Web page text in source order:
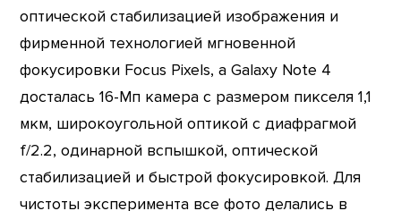
оптической стабилизацией изображения и
фирменной технологией мгновенной
фокусировки Focus Pixels, а Galaxy Note 4
досталась 16-Мп камера с размером пикселя 1,1
мкм, широкоугольной оптикой с диафрагмой
f/2.2, одинарной вспышкой, оптической
стабилизацией и быстрой фокусировкой. Для
чистоты эксперимента все фото делались в